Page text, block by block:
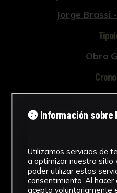
Jorge Brassi
Obra
Información sobre
Utilizamos servicios de
a optimizar nuestro sitio
poder utilizar estos
consentimiento. Al
acepta voluntariamente